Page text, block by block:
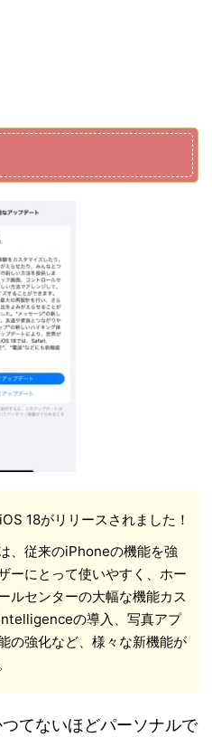
18がリリースされました！
、従来のiPhoneの機能を強
ーにとって使いやすく、ホー
ルセンターの大幅な機能カス
の導入、写真アプ
の強化など、様々な新機能が
てないほどパーソナルで